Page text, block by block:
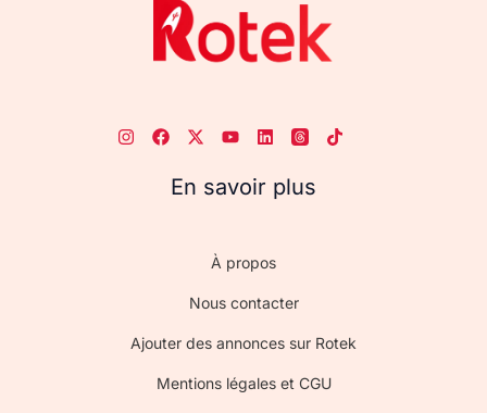
En savoir plus
À propos
Nous contacter
Ajouter des annonces sur Rotek
Mentions légales et CGU